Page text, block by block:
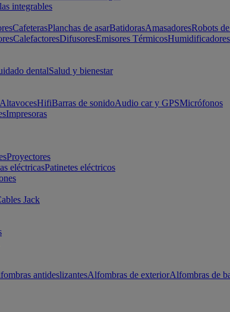
integrables
CafeterasPlanchas de asarBatidorasAmasadoresRobots
CalefactoresDifusoresEmisores TérmicosHumidificadores
dentalSalud y bienestar
AltavocesHifiBarras de sonidoAudio car y GPSMicrófonos
Impresoras
Proyectores
eléctricasPatinetes eléctricos
Jack
antideslizantesAlfombras de exteriorAlfombras de